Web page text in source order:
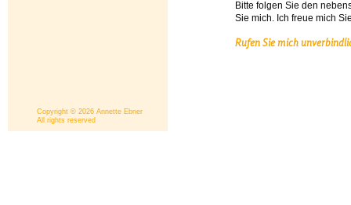
Bitte folgen Sie den
Sie mich. Ich freue mich
Rufen Sie mich
Copyright © 2026 Annette Ebner
All rights reserved